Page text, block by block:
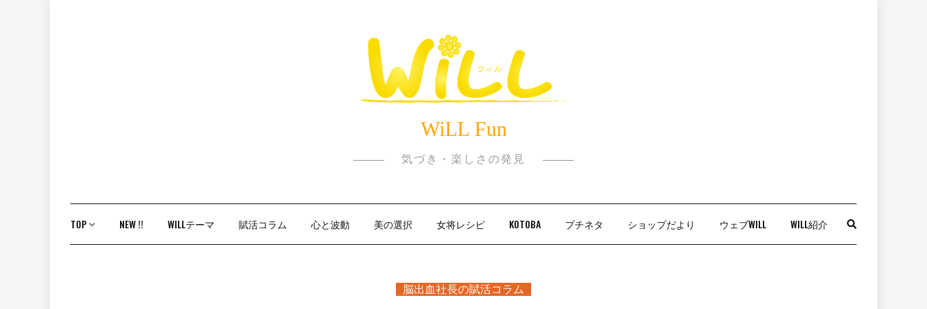
WiLL Fun
気づき・楽しさの発見
TOP NEW !! WILLテーマ 賦活コラム 心と波動 美の選択 女将レシピ KOTOBA プチネタ ショップだより ウェブWILL WILL紹介
脳出血社長の賦活コラム